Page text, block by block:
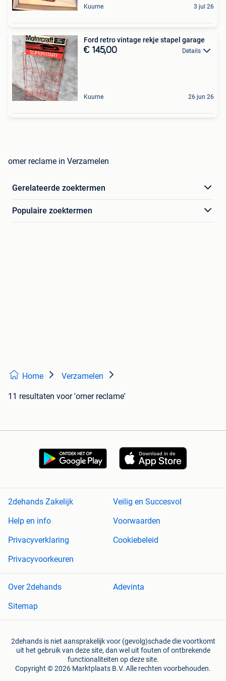
Kuurne 3 jul 26
Ford retro vintage rekje stapel garage
€ 145,00 Details
Kuurne 26 jun 26
omer reclame in Verzamelen
Gerelateerde zoektermen
Populaire zoektermen
Home Verzamelen
11 resultaten voor 'omer reclame'
2dehands Zakelijk
Veilig en Succesvol
Help en info
Voorwaarden
Privacyverklaring
Cookiebeleid
Privacyvoorkeuren
Over 2dehands
Adevinta
Sitemap
2dehands is niet aansprakelijk voor (gevolg)schade die voortkomt
uit het gebruik van deze site, dan wel uit fouten of ontbrekende
functionaliteiten op deze site.
Copyright © 2026 Marktplaats B.V. Alle rechten voorbehouden.